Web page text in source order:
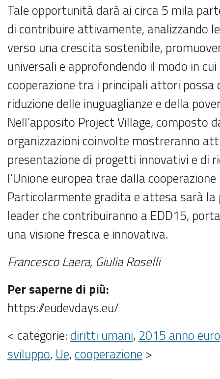
Tale opportunità darà ai circa 5 mila
di contribuire attivamente, analizzando
verso una crescita sostenibile,
universali e approfondendo il modo in
cooperazione tra i principali attori possa
riduzione delle inuguaglianze e della
Nell’apposito Project Village, composto
organizzazioni coinvolte mostreranno
presentazione di progetti innovativi e di
l’Unione europea trae dalla
Particolarmente gradita e attesa sarà la
leader che contribuiranno a EDD15,
una visione fresca e innovativa.
Francesco Laera, Giulia Roselli
Per saperne di più:
https://eudevdays.eu/
< categorie: diritti umani, 2015 anno
sviluppo, Ue, cooperazione >